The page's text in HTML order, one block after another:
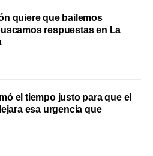
quiere que bailemos
respuestas en La
el tiempo justo para que el
esa urgencia que